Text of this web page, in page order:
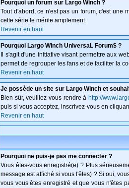
Pourquoi un forum sur Largo Winch ?
Tout d'abord, ce n'est pas un forum, c'est une
cette série le mérite amplement.
Revenir en haut
Pourquoi Largo Winch UniversaL Forum$ ?
Il s'agit d'une initiative visant permettre aux
permet de regrouper les fans et de faciliter la
Revenir en haut
Je possède un site sur Largo Winch et
Bien sûr, veuillez vous rendre à http://
puis si vous acceptez, inscrivez-vous en
Revenir en haut
Pourquoi ne puis-je pas me connecter ?
Vous êtes-vous enregistré(e) ? Plus
message est affiché si vous l'êtes) ? Si oui,
vous vous êtes enregistré et que vous n'êtes